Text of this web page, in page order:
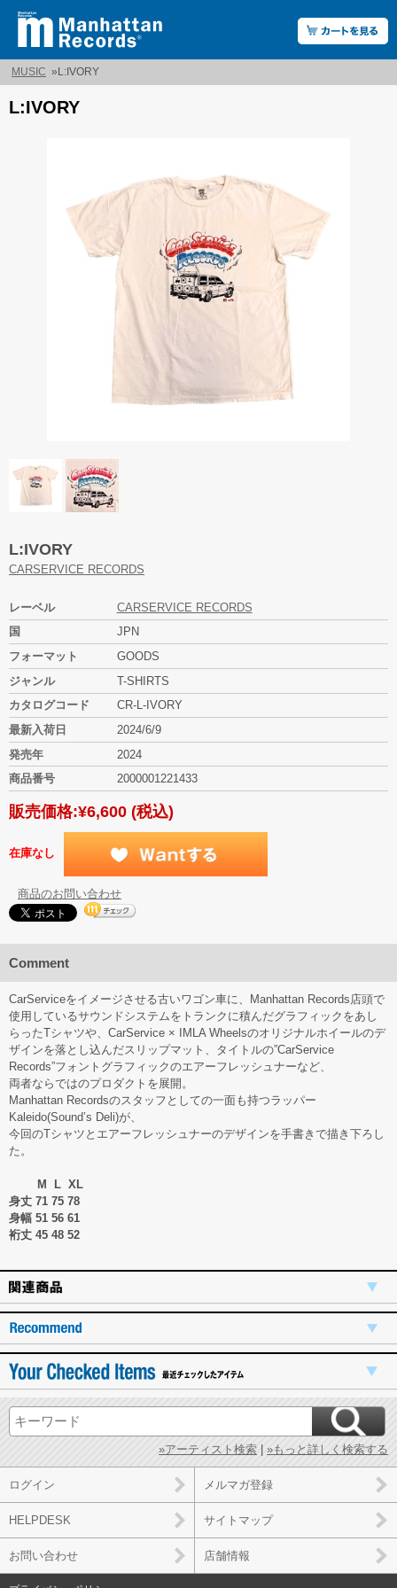
MUSIC » L:IVORY
L:IVORY
L:IVORY
CARSERVICE RECORDS
レーベル
CARSERVICE RECORDS
国
JPN
フォーマット
GOODS
ジャンル
T-SHIRTS
カタログコード
CR-L-IVORY
最新入荷日
2024/6/9
発売年
2024
商品番号
2000001221433
販売価格:¥6,600 (税込)
在庫なし
商品のお問い合わせ
Comment
CarServiceをイメージさせる古いワゴン車に、Manhattan Records店頭で
使用しているサウンドシステムをトランクに積んだグラフィックをあし
らったTシャツや、CarService × IMLA Wheelsのオリジナルホイールのデ
ザインを落とし込んだスリップマット、タイトルの”CarService
Records”フォントグラフィックのエアーフレッシュナーなど、
両者ならではのプロダクトを展開。
Manhattan Recordsのスタッフとしての一面も持つラッパー
Kaleido(Sound’s Deli)が、
今回のTシャツとエアーフレッシュナーのデザインを手書きで描き下ろし
た。
M L XL
身丈 71 75 78
身幅 51 56 61
裄丈 45 48 52
»アーティスト検索 »もっと詳しく検索する
ログイン メルマガ登録
HELPDESK サイトマップ
お問い合わせ 店舗情報